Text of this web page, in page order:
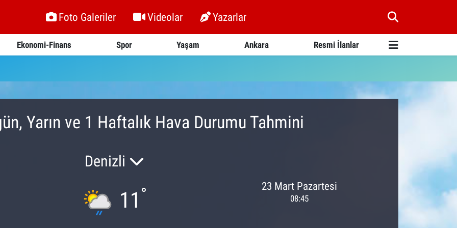
Foto Galeriler Videolar Yazarlar
Ekonomi-Finans Spor Yaşam Ankara Resmi İlanlar
Yarın ve 1 Haftalık Hava Durumu Tahmini
Denizli
11 ° 23 Mart Pazartesi
08:45